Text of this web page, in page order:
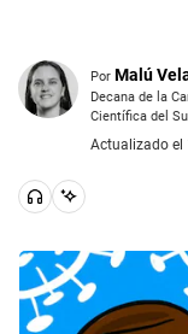
Por Malú
Decana de la
Científica del
Actualizado el